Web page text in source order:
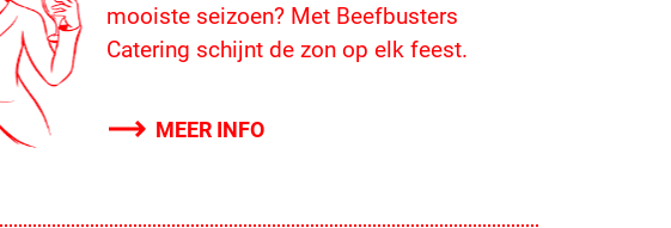
mooiste seizoen? Met Beefbusters
Catering schijnt de zon op elk feest.
MEER INFO